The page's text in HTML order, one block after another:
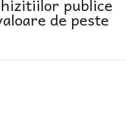
de peste